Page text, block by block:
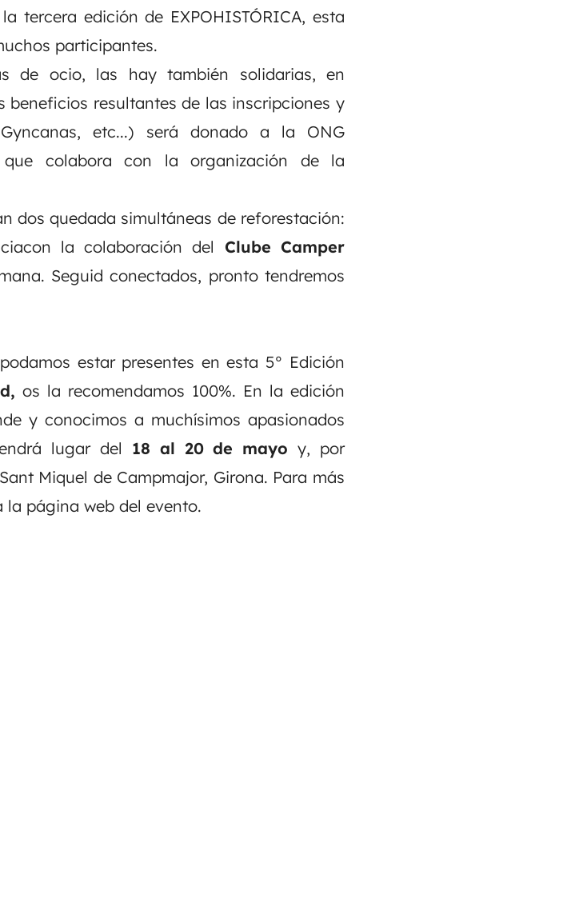
tercera edición de EXPOHISTÓRICA, esta
participantes.
de ocio, las hay también solidarias, en
resultantes de las inscripciones y
etc...) será donado a la ONG
que colabora con la organización de la
dos quedada simultáneas de reforestación:
la colaboración del Clube Camper
Seguid conectados, pronto tendremos
estar presentes en esta 5° Edición
os la recomendamos 100%. En la edición
y conocimos a muchísimos apasionados
lugar del 18 al 20 de mayo y, por
Miquel de Campmajor, Girona. Para más
la página web del evento.